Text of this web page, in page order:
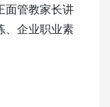
面管教家长讲
、企业职业素